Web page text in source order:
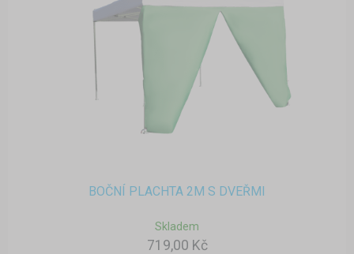
BOČNÍ PLACHTA 2M S DVEŘMI
Skladem
719,00 Kč